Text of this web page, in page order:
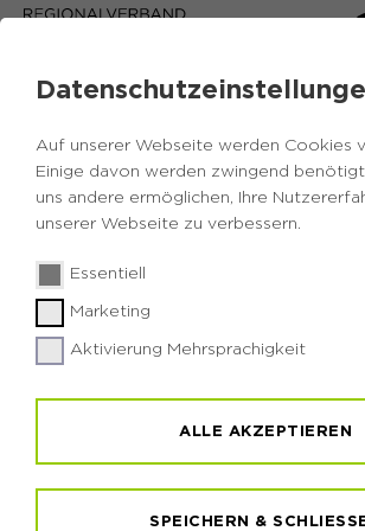
Auf unserer Webseite werden Cookies
Einige davon werden zwingend
uns andere ermöglichen, Ihre
unserer Webseite zu verbessern.
Essentiell
Marketing
Aktivierung Mehrsprachigkeit
ALLE AKZEPTIEREN
SPEICHERN &
UMWELTBILDUNG IN DER
RUHR